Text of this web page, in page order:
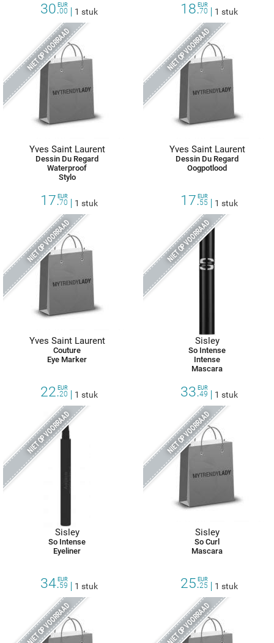
30.00
EUR
1 stuk 18.70
EUR
1 stuk
NIET OP VOORRAAD
Yves Saint Laurent
Dessin Du Regard
Waterproof
Stylo
17.70
EUR
1 stuk
NIET OP VOORRAAD
Yves Saint Laurent
Dessin Du Regard
Oogpotlood
17.55
EUR
1 stuk
NIET OP VOORRAAD
Yves Saint Laurent
Couture
Eye Marker
22.20
EUR
1 stuk
NIET OP VOORRAAD
Sisley
So Intense
Intense
Mascara
33.49
EUR
1 stuk
NIET OP VOORRAAD
Sisley
So Intense
Eyeliner
34.59
EUR
1 stuk
NIET OP VOORRAAD
Sisley
So Curl
Mascara
25.25
EUR
1 stuk
NIET OP VOORRAAD NIET OP VOORRAAD